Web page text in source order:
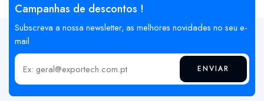
Campanhas de descontos !
Subscreva a nossa newsletter, as melhores novidades no seu e-
mail
Insira o seu email ENVIAR